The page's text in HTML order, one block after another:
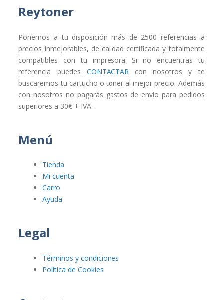
Reytoner
Ponemos a tu disposición más de 2500 referencias a
precios inmejorables, de calidad certificada y totalmente
compatibles con tu impresora. Si no encuentras tu
referencia puedes CONTACTAR con nosotros y te
buscaremos tu cartucho o toner al mejor precio. Además
con nosotros no pagarás gastos de envío para pedidos
superiores a 30€ + IVA.
Menú
Tienda
Mi cuenta
Carro
Ayuda
Legal
Términos y condiciones
Política de Cookies